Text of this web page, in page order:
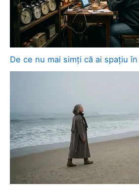
De ce nu mai simți că ai spațiu